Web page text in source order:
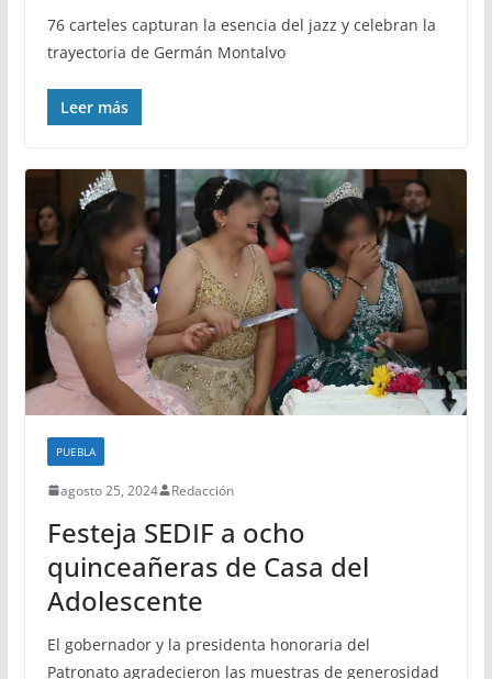
76 carteles capturan la esencia del jazz y celebran la
trayectoria de Germán Montalvo
Leer más
PUEBLA
agosto 25, 2024 Redacción
Festeja SEDIF a ocho
quinceañeras de Casa del
Adolescente
El gobernador y la presidenta honoraria del
Patronato agradecieron las muestras de generosidad